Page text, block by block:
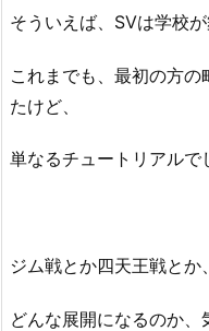
そういえば、SVは学校が
これまでも、最初の方
たけど、
単なるチュートリアルで
ジム戦とか四天王戦とか
どんな展開になるのか、